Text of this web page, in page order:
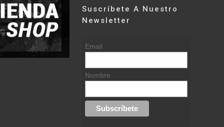
Suscríbete A Nuestro
Newsletter
Email
Nombre